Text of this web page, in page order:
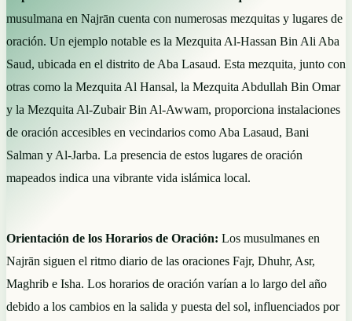
musulmana en Najrān cuenta con numerosas mezquitas y lugares de
oración. Un ejemplo notable es la Mezquita Al-Hassan Bin Ali Aba
Saud, ubicada en el distrito de Aba Lasaud. Esta mezquita, junto con
otras como la Mezquita Al Hansal, la Mezquita Abdullah Bin Omar
y la Mezquita Al-Zubair Bin Al-Awwam, proporciona instalaciones
de oración accesibles en vecindarios como Aba Lasaud, Bani
Salman y Al-Jarba. La presencia de estos lugares de oración
mapeados indica una vibrante vida islámica local.
Orientación de los Horarios de Oración: Los musulmanes en
Najrān siguen el ritmo diario de las oraciones Fajr, Dhuhr, Asr,
Maghrib e Isha. Los horarios de oración varían a lo largo del año
debido a los cambios en la salida y puesta del sol, influenciados por